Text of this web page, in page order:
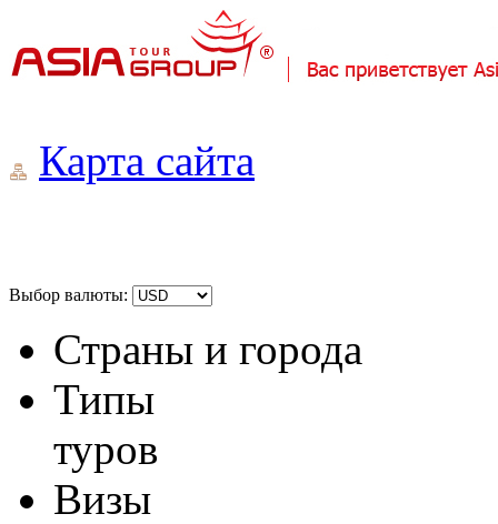
Карта сайта
Выбор валюты:
Страны и города
Типы
туров
Визы